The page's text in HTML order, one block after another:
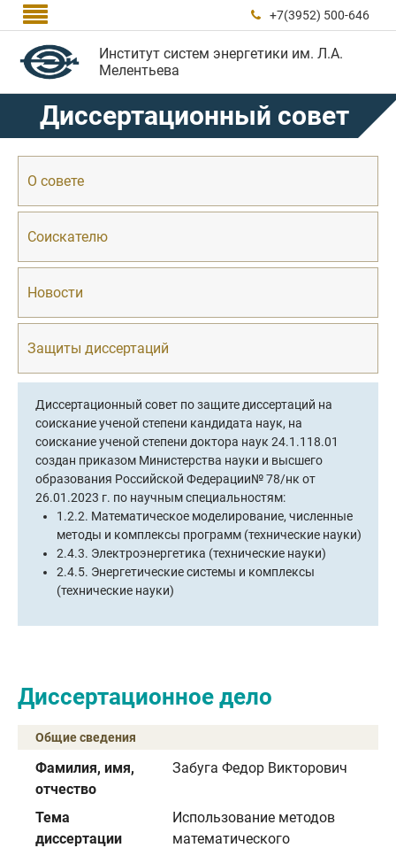
  +7(3952) 500-646
Институт систем энергетики им. Л.А.
Мелентьева
Диссертационный совет
О совете
Диссертационный совет по защите диссертаций на
соискание ученой степени кандидата наук, на
соискание ученой степени доктора наук 24.1.118.01
создан приказом Министерства науки и высшего
образования Российской Федерации№ 78/нк от
26.01.2023 г. по научным специальностям:
1.2.2. Математическое моделирование, численные
методы и комплексы программ (технические науки)
2.4.3. Электроэнергетика (технические науки)
2.4.5. Энергетические системы и комплексы
(технические науки)
Соискателю
Диссертационный совет по защите диссертаций на
соискание ученой степени кандидата наук, на
соискание ученой степени доктора наук 24.1.118.01
создан приказом Министерства науки и высшего
образования Российской Федерации№ 78/нк от
26.01.2023 г. по научным специальностям:
1.2.2. Математическое моделирование, численные
методы и комплексы программ (технические науки)
2.4.3. Электроэнергетика (технические науки)
2.4.5. Энергетические системы и комплексы
(технические науки)
Новости
1.2.2. Математическое моделирование, численные
методы и комплексы программ (технические науки)
2.4.3. Электроэнергетика (технические науки)
2.4.5. Энергетические системы и комплексы
(технические науки)
Защиты диссертаций
1.2.2. Математическое моделирование, численные
методы и комплексы программ (технические науки)
2.4.3. Электроэнергетика (технические науки)
2.4.5. Энергетические системы и комплексы
(технические науки)
Диссертационное дело
Общие сведения
Фамилия, имя,
отчество
Забуга Федор Викторович
Тема
диссертации
Использование методов
математического